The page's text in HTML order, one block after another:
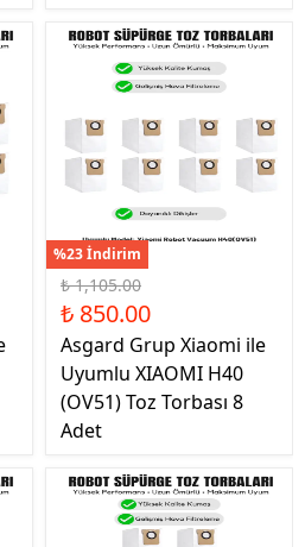
%23 İndirim
₺ 1,105.00
₺ 850.00
Asgard Grup Xiaomi ile
Uyumlu XIAOMI H40
(OV51) Toz Torbası 8
Adet